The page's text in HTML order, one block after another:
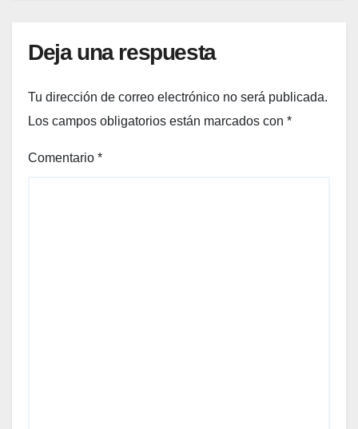
Deja una respuesta
Tu dirección de correo electrónico no será publicada.
Los campos obligatorios están marcados con *
Comentario *